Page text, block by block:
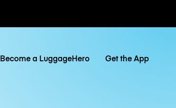
Become a LuggageHero Get the App